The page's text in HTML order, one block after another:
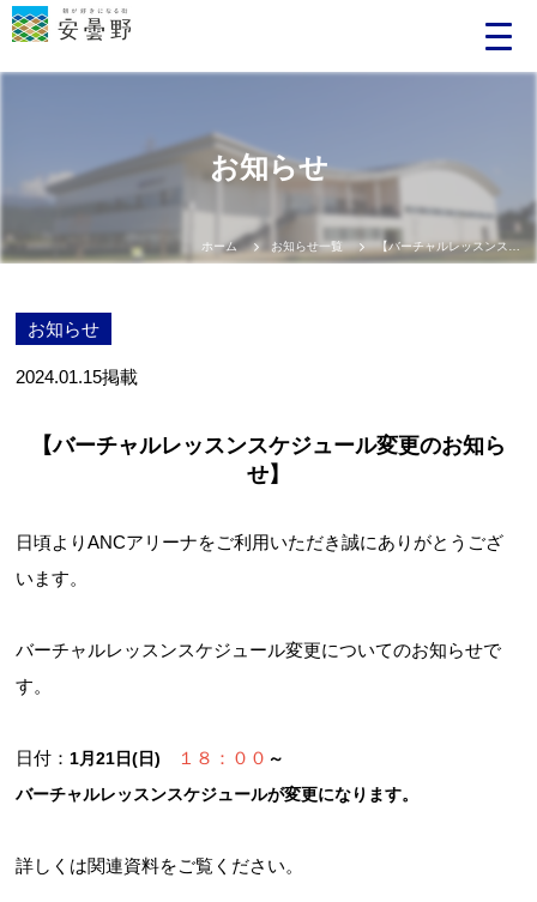
お知らせ
ホーム お知らせ一覧
お知らせ
2024.01.15掲載
【バーチャルレッスンスケジュール変更のお知ら
せ】
日頃よりANCアリーナをご利用いただき誠にありがとうござ
います。
バーチャルレッスンスケジュール変更についてのお知らせで
す。
日付： 1月21日(日) １８：００ ～
バーチャルレッスンスケジュールが変更になります。
詳しくは関連資料をご覧ください。